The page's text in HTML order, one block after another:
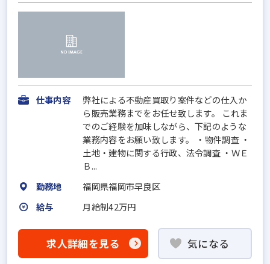
仕事内容
弊社による不動産買取り案件などの仕入か
ら販売業務までをお任せ致します。 これま
でのご経験を加味しながら、下記のような
業務内容をお願い致します。 ・物件調査 ・
土地・建物に関する行政、法令調査 ・ＷＥ
Ｂ...
勤務地
福岡県福岡市早良区
給与
月給制42万円
求人詳細を見る 気になる